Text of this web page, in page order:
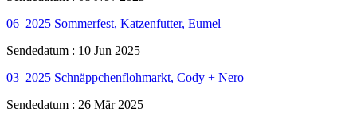
06_2025 Sommerfest, Katzenfutter, Eumel
Sendedatum : 10 Jun 2025
03_2025 Schnäppchenflohmarkt, Cody + Nero
Sendedatum : 26 Mär 2025